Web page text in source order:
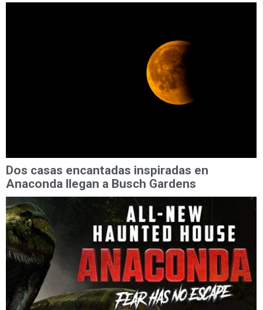
Dos casas encantadas inspiradas en
Anaconda llegan a Busch Gardens